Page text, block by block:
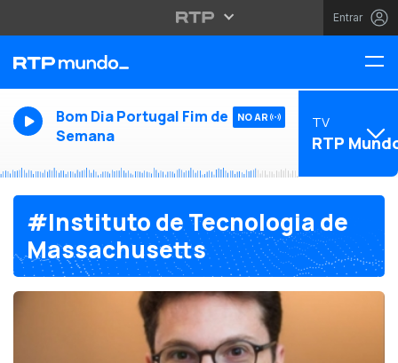
Entrar
Bom Dia Portugal Fim de
Semana
NO AR TV
RTP
#Instituto de Tecnologia de
Massachusetts